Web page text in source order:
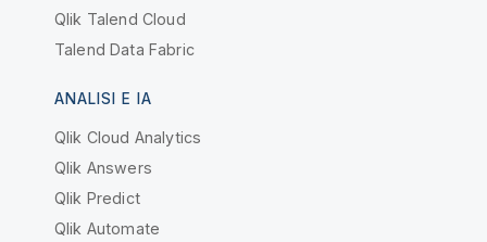
Qlik Talend Cloud
Talend Data Fabric
ANALISI E IA
Qlik Cloud Analytics
Qlik Answers
Qlik Predict
Qlik Automate